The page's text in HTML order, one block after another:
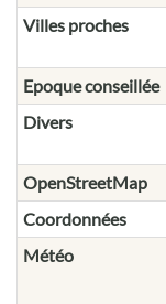
Villes proches
Epoque conseillée
Divers
OpenStreetMap
Coordonnées
Météo